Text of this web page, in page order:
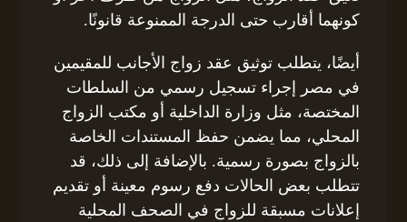
كونهما أقارب حتى الدرجة الممنوعة قانونًا.
أيضًا، يتطلب توثيق عقد زواج الأجانب للمقيمين
في مصر إجراء تسجيل رسمي من السلطات
المختصة، مثل وزارة الداخلية أو مكتب الزواج
المحلي، مما يضمن حفظ المستندات الخاصة
بالزواج بصورة رسمية. بالإضافة إلى ذلك، قد
تتطلب بعض الحالات دفع رسوم معينة أو تقديم
إعلانات مسبقة للزواج في الصحف المحلية